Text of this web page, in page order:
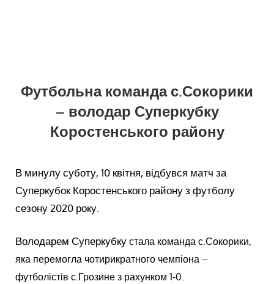
Футбольна команда с.Сокорики
– володар Суперкубку
Коростенського району
В минулу суботу, 10 квітня, відбувся матч за
Суперкубок Коростенського району з футболу
сезону 2020 року.
Володарем Суперкубку стала команда с.Сокорики,
яка перемогла чотирикратного чемпіона –
футболістів с.Грозине з рахунком 1-0.